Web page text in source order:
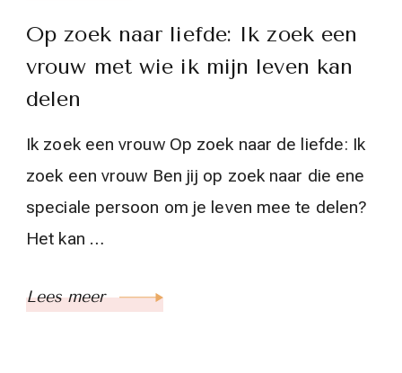
Op zoek naar liefde: Ik zoek een
vrouw met wie ik mijn leven kan
delen
Ik zoek een vrouw Op zoek naar de liefde: Ik
zoek een vrouw Ben jij op zoek naar die ene
speciale persoon om je leven mee te delen?
Het kan …
Lees meer